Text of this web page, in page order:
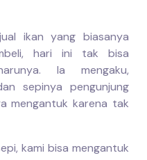
ikan yang biasanya
hari ini tak bisa
Ia mengaku,
sepinya pengunjung
mengantuk karena tak
kami bisa mengantuk